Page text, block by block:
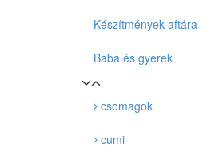
Készítmények aftára
Baba és gyerek
csomagok
cumi